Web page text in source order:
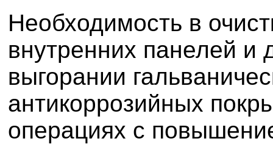
Необходимость в
внутренних панелей и
выгорании
антикоррозийных
операциях с